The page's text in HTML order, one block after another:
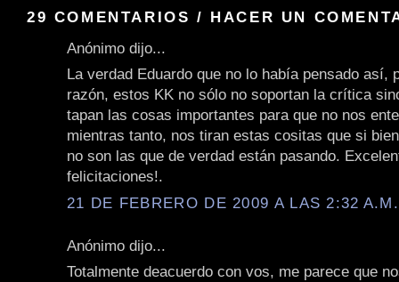
29 COMENTARIOS / HACER UN
Anónimo dijo...
La verdad Eduardo que no lo había pensado así,
razón, estos KK no sólo no soportan la crítica
tapan las cosas importantes para que no nos
mientras tanto, nos tiran estas cositas que si
no son las que de verdad están pasando.
felicitaciones!.
21 DE FEBRERO DE 2009 A LAS 2:32 A.M.
Anónimo dijo...
Totalmente deacuerdo con vos, me parece que